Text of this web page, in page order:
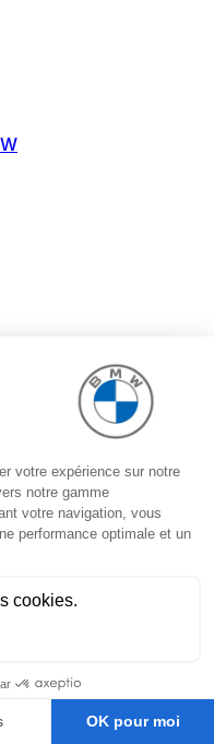
avec pompe